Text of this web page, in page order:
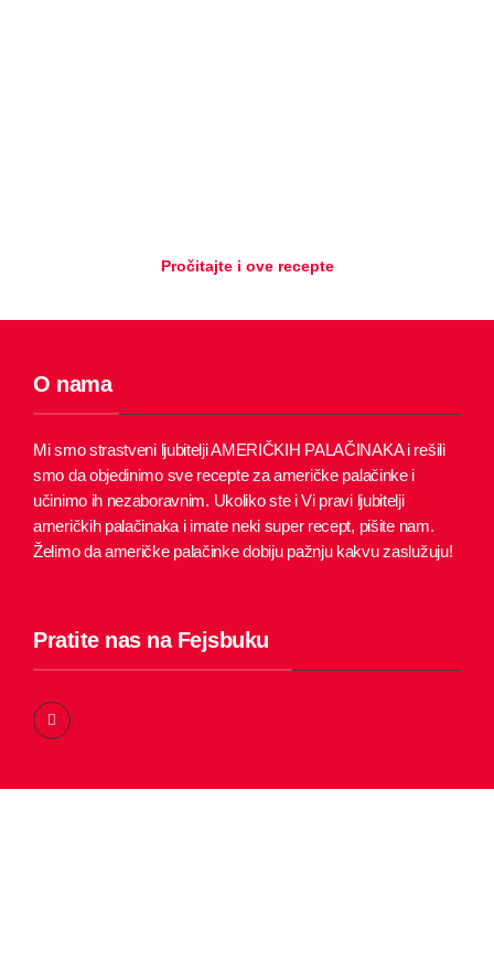
Pročitajte i ove recepte
O nama
Mi smo strastveni ljubitelji AMERIČKIH PALAČINAKA i rešili
smo da objedinimo sve recepte za američke palačinke i
učinimo ih nezaboravnim. Ukoliko ste i Vi pravi ljubitelji
američkih palačinaka i imate neki super recept, pišite nam.
Želimo da američke palačinke dobiju pažnju kakvu zaslužuju!
Pratite nas na Fejsbuku
F
a
c
e
o